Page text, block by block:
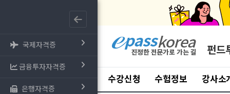
국제자격증
금융투자자격증
은행자격증
펀드
수강신청 수험정보 강사소